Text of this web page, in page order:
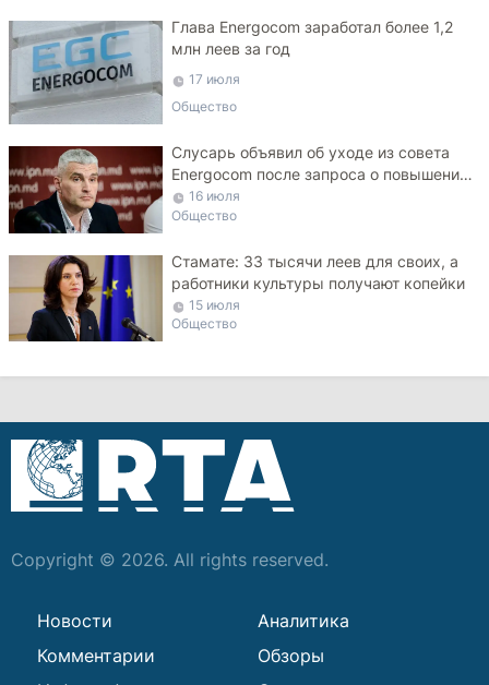
Глава Energocom заработал более 1,2
млн леев за год
17 июля
Общество
Слусарь объявил об уходе из совета
Energocom после запроса о повышении
тарифа на газ
16 июля
Общество
Стамате: 33 тысячи леев для своих, а
работники культуры получают копейки
15 июля
Общество
Copyright © 2026. All rights reserved.
Новости
Аналитика
Комментарии
Обзоры